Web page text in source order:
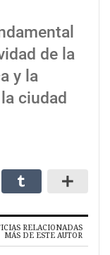
de la
y la
ciudad
RELACIONADAS
MÁS DE ESTE AUTOR